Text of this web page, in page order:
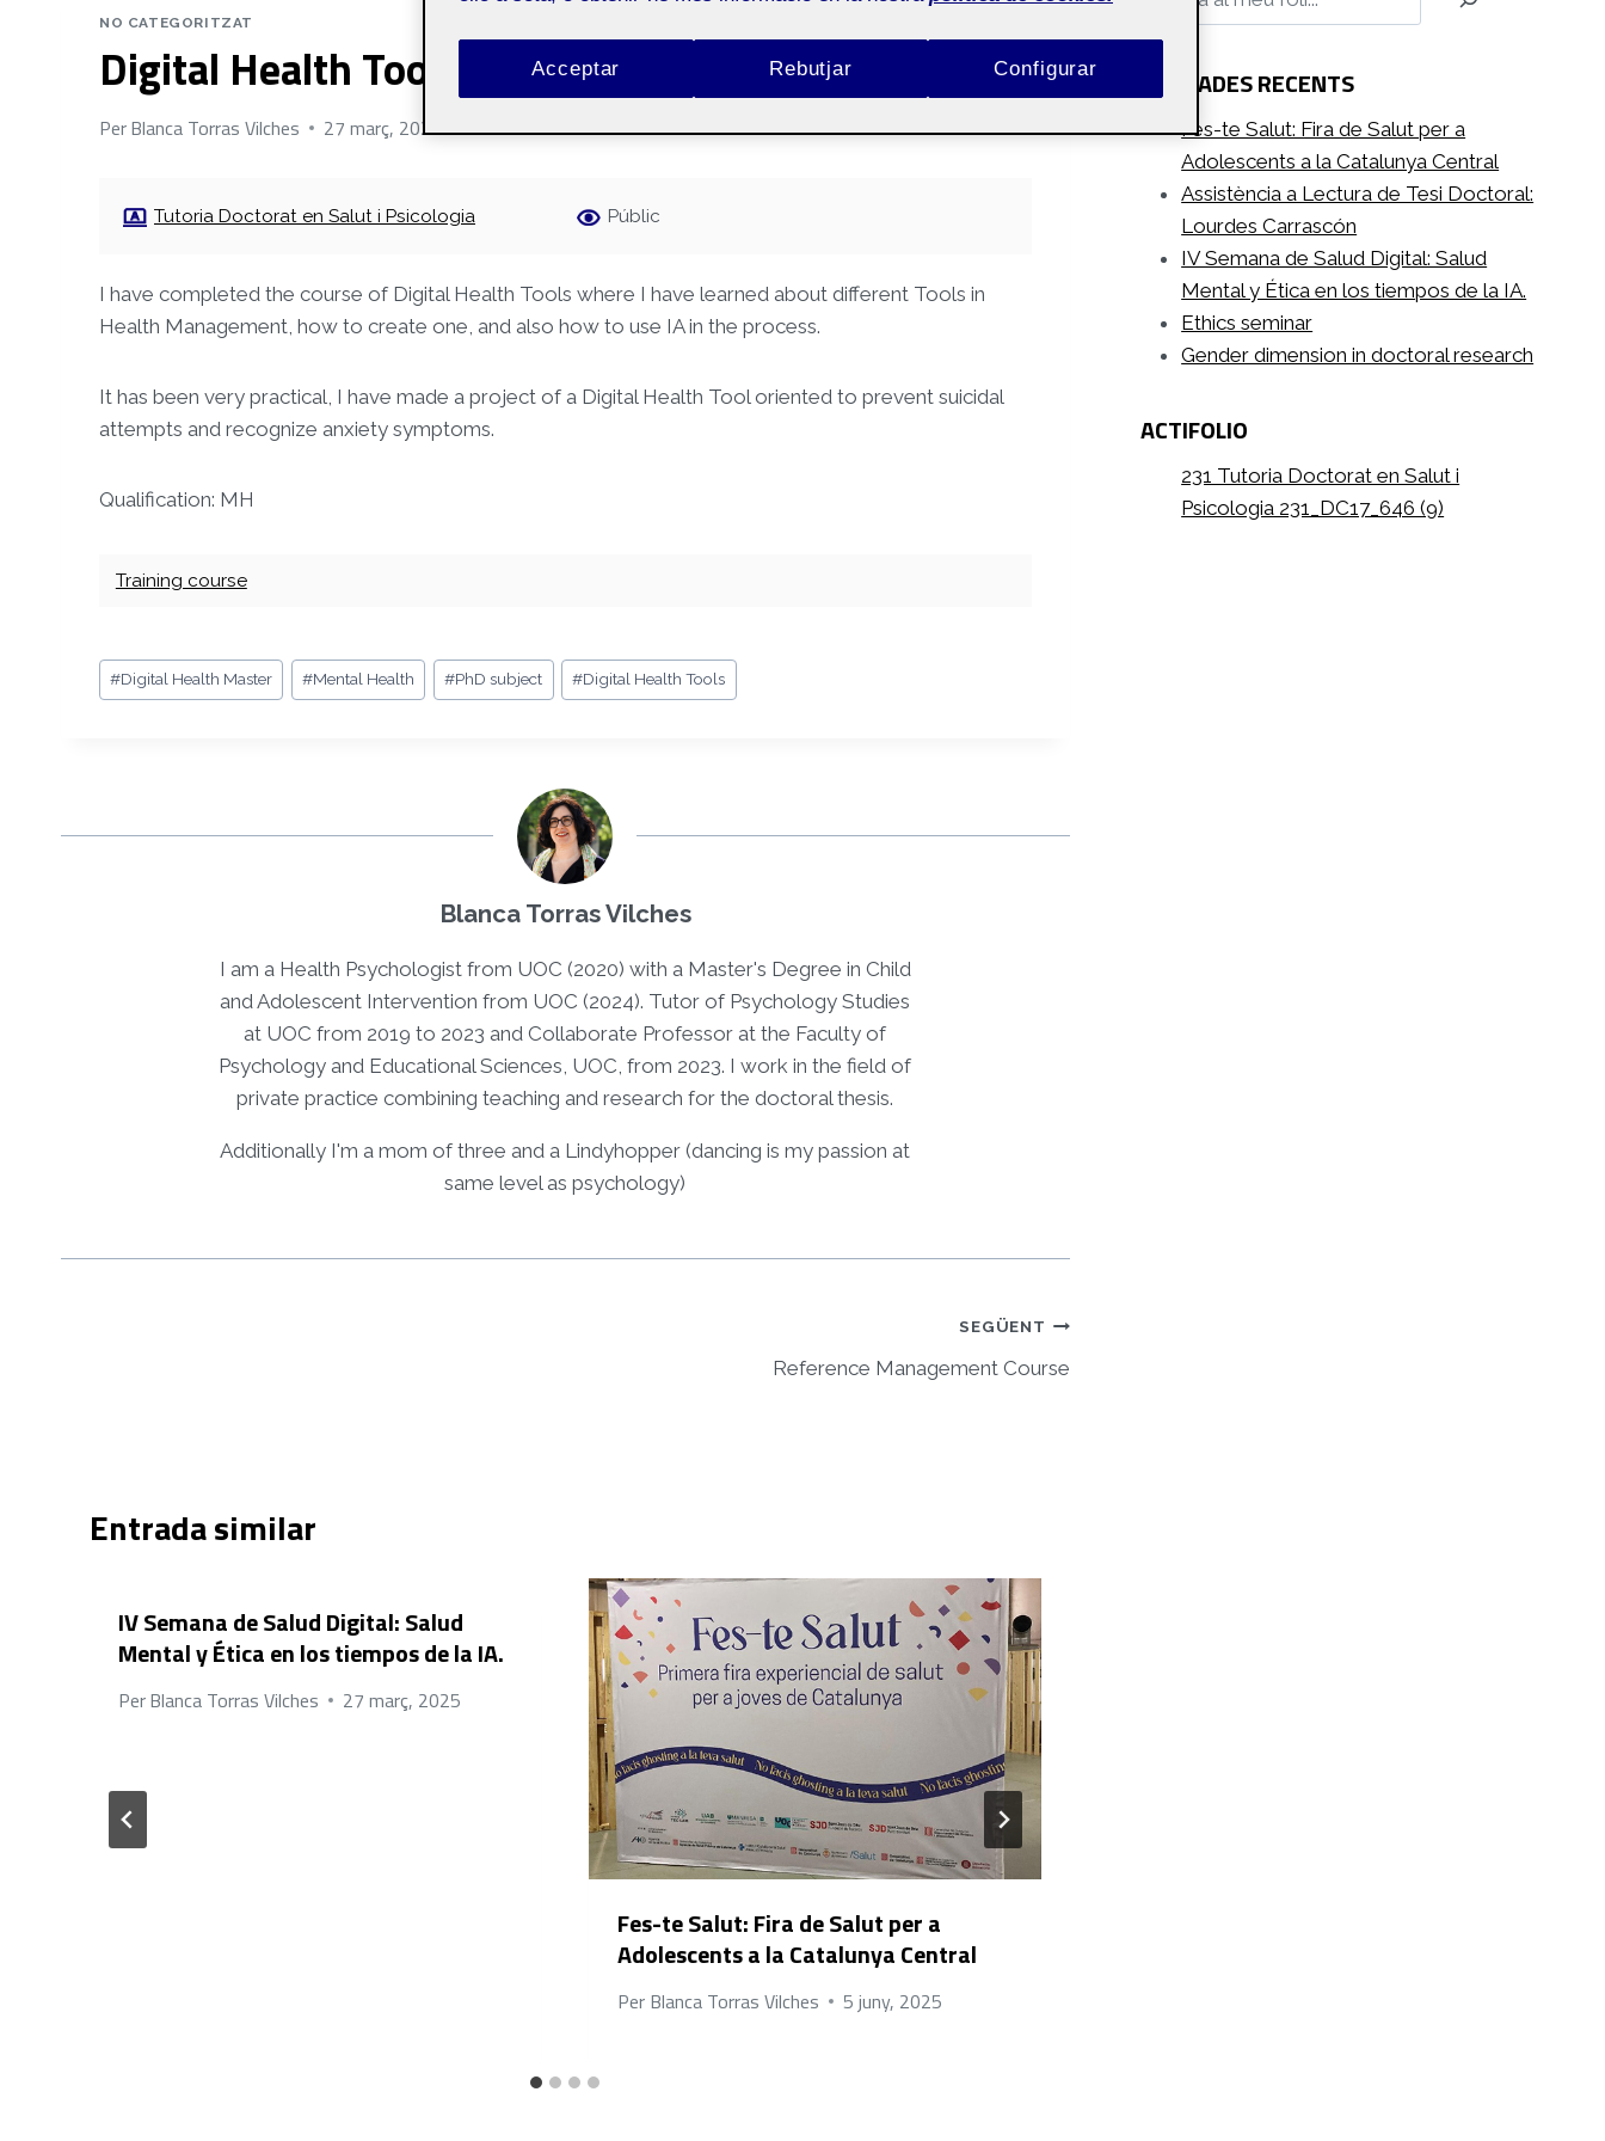
NO CATEGORITZAT
Digital Health Tools
PerBlanca Torras Vilches 27 març, 2025
Tutoria Doctorat en Salut i Psicologia Públic
I have completed the course of Digital Health Tools where I have learned about different Tools in
Health Management, how to create one, and also how to use IA in the process.
It has been very practical, I have made a project of a Digital Health Tool oriented to prevent suicidal
attempts and recognize anxiety symptoms.
Qualification: MH
Training course
Etiquetes
d'entrada
#Digital Health Master #Mental Health #PhD subject #Digital Health Tools
Blanca Torras Vilches
I am a Health Psychologist from UOC (2020) with a Master's Degree in Child
and Adolescent Intervention from UOC (2024). Tutor of Psychology Studies
at UOC from 2019 to 2023 and Collaborate Professor at the Faculty of
Psychology and Educational Sciences, UOC, from 2023. I work in the field of
private practice combining teaching and research for the doctoral thesis.
Additionally I'm a mom of three and a Lindyhopper (dancing is my passion at
same level as psychology)
SEGÜENT
Reference Management Course
Entrada similar
IV Semana de Salud Digital: Salud
Mental y Ética en los tiempos de la IA.
PerBlanca Torras Vilches 27 març, 2025
Fes-te Salut: Fira de Salut per a
Adolescents a la Catalunya Central
Per Blanca Torras Vilches 5 juny, 2025
ENTRADES RECENTS
Fes-te Salut: Fira de Salut per a
Adolescents a la Catalunya Central
Assistència a Lectura de Tesi Doctoral:
Lourdes Carrascón
IV Semana de Salud Digital: Salud
Mental y Ética en los tiempos de la IA.
Ethics seminar
Gender dimension in doctoral research
ACTIFOLIO
231 Tutoria Doctorat en Salut i
Psicologia 231_DC17_646 (9)
Rebutjar
Acceptar Configurar